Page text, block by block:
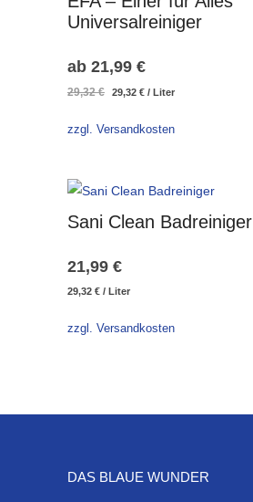
Universalreiniger
ab 21,99 €
29,32€
Ursprünglicher
war:
29,32 €Aktueller
ist:
/ Liter
zzgl. Versandkosten
Sani Clean Badreiniger
21,99 €
29,32 € / Liter
zzgl. Versandkosten
DAS BLAUE WUNDER